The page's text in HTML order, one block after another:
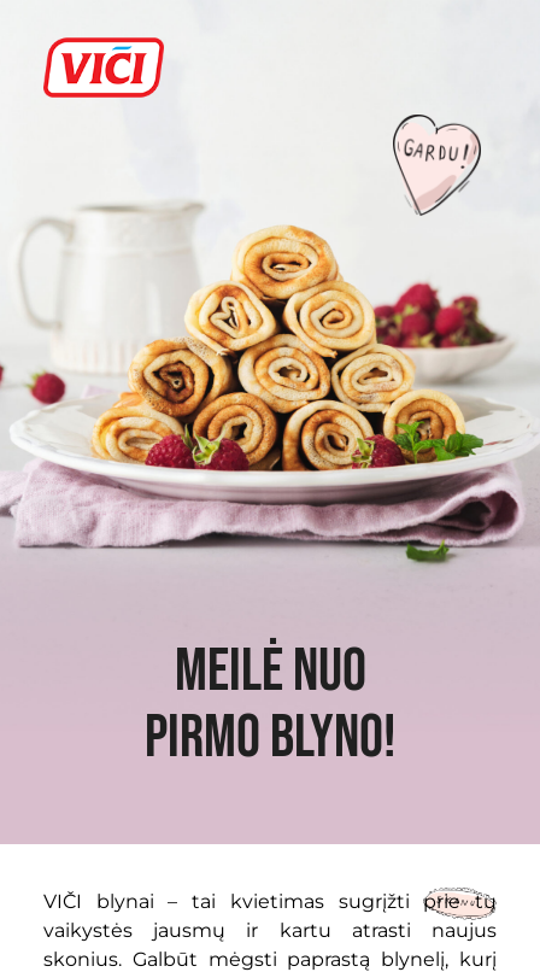
Meilė nuo
pirmo blyno!
VIČI blynai – tai kvietimas sugrįžti prie tų
vaikystės jausmų ir kartu atrasti naujus
skonius. Galbūt mėgsti paprastą blynelį, kurį